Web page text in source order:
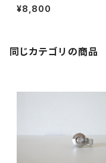
¥8,800
同じカテゴリの商品